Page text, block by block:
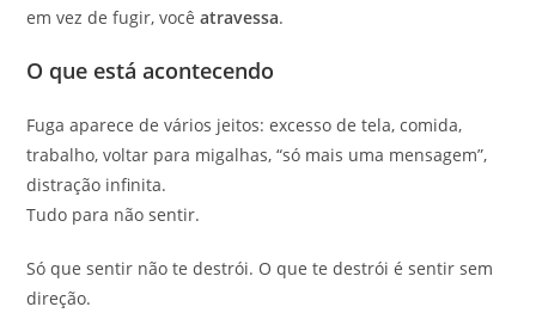
em vez de fugir, vocêatravessa.
O que está acontecendo
Fuga aparece de vários jeitos: excesso de tela, comida,
trabalho, voltar para migalhas, “só mais uma mensagem”,
distração infinita.
Tudo para não sentir.
Só que sentir não te destrói. O que te destrói é sentir sem
direção.